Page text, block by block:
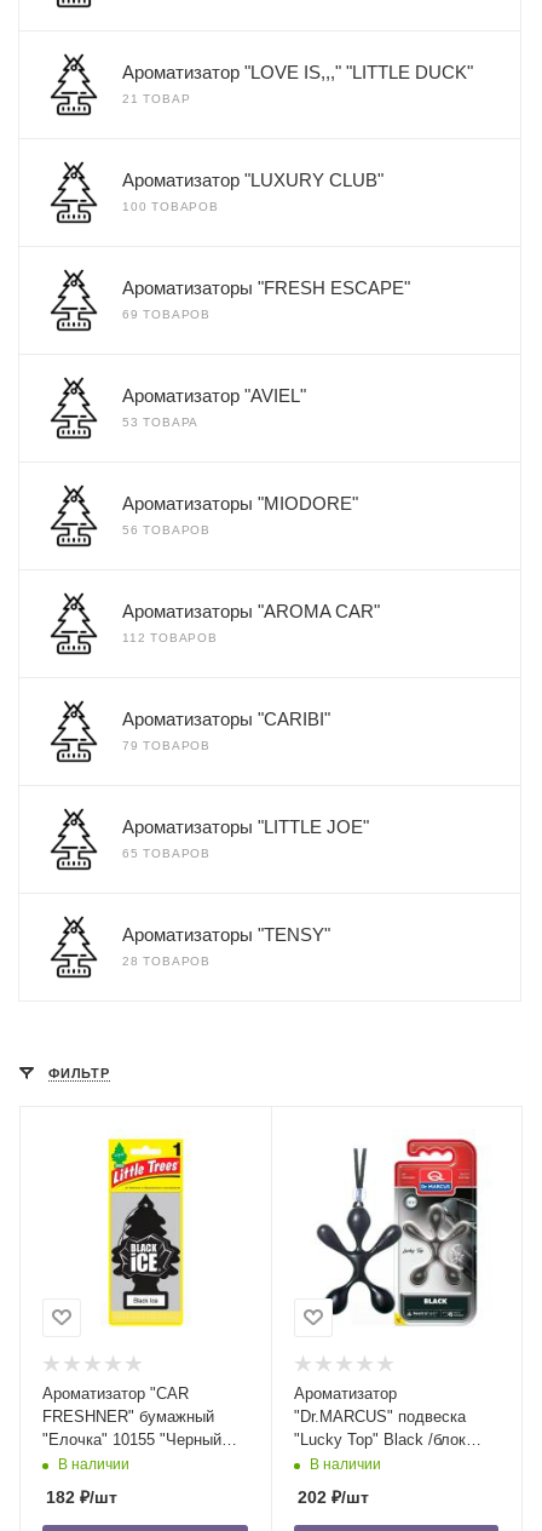
Ароматизатор "LOVE IS,,," "LITTLE DUCK"
21 ТОВАР
Ароматизатор "LUXURY CLUB"
100 ТОВАРОВ
Ароматизаторы "FRESH ESCAPE"
69 ТОВАРОВ
Ароматизатор "AVIEL"
53 ТОВАРА
Ароматизаторы "MIODORE"
56 ТОВАРОВ
Ароматизаторы "AROMA CAR"
112 ТОВАРОВ
Ароматизаторы "CARIBI"
79 ТОВАРОВ
Ароматизаторы "LITTLE JOE"
65 ТОВАРОВ
Ароматизаторы "TENSY"
28 ТОВАРОВ
ФИЛЬТР
Ароматизатор "CAR
FRESHNER" бумажный
"Елочка" 10155 "Черный
лед" (Black Ice) /блок
В наличии
182 ₽/шт
Ароматизатор
"Dr.MARCUS" подвеска
"Lucky Top" Black /блок
14/56В наличии
202₽/шт